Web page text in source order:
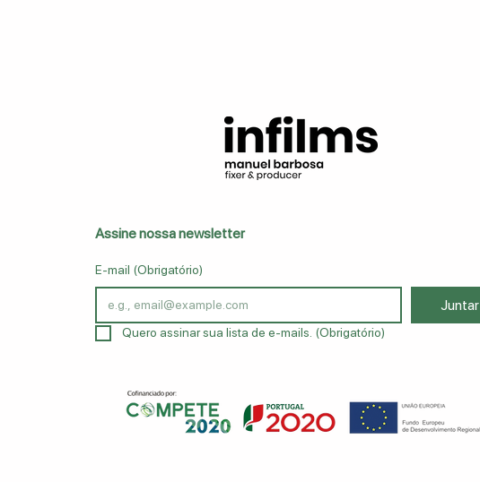
Assine nossa newsletter
E-mail (Obrigatório)
Juntar
Quero assinar sua lista de e-mails. (Obrigatório)